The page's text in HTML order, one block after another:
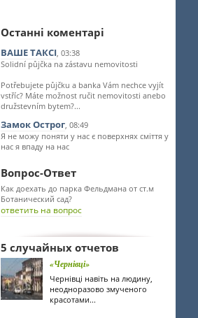
Останні коментарі
ВАШЕ ТАКСІ, 03:38
Solidní půjčka na zástavu nemovitosti
Potřebujete půjčku a banka Vám nechce vyjít
vstříc? Máte možnost ručit nemovitosti anebo
družstevním bytem?...
Замок Острог, 08:49
Я не можу поняти у нас є поверхнях сміття у
нас я впаду на нас
Вопрос-Ответ
Как доехать до парка Фельдмана от ст.м
Ботанический сад?
ответить на вопрос
5 случайных отчетов
«Чернівці»
Чернівці навіть на людину,
неодноразово змученого
красотами...